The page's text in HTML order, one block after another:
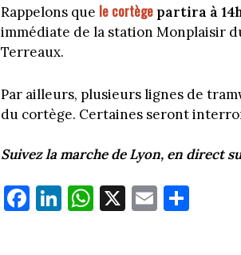
Rappelons que le cortège partira à
immédiate de la station Monplaisir
Terreaux.
Par ailleurs, plusieurs lignes de
du cortège. Certaines seront
Suivez la marche de Lyon, en direct
Fa
ce
Li
nk
W
ha
X E
m